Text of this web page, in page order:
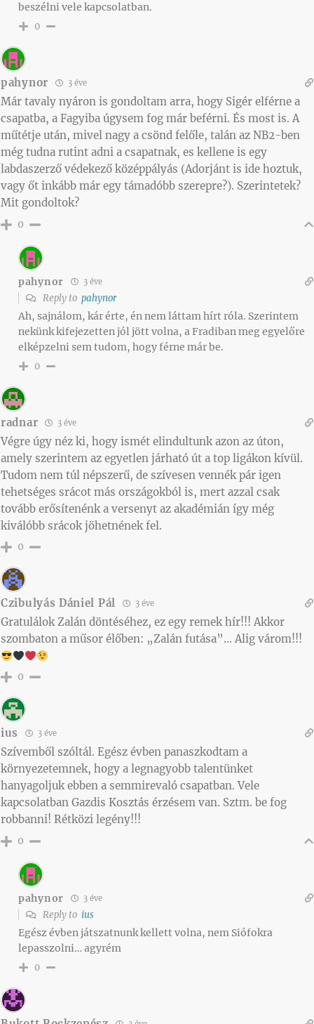
beszélni vele kapcsolatban.
0
pahynor 3 éve
Már tavaly nyáron is gondoltam arra, hogy Sigér elférne a
csapatba, a Fagyiba úgysem fog már beférni. És most is. A
műtétje után, mivel nagy a csönd felőle, talán az NB2-ben
még tudna rutint adni a csapatnak, es kellene is egy
labdaszerző védekező középpályás (Adorjánt is ide hoztuk,
vagy őt inkább már egy támadóbb szerepre?). Szerintetek?
Mit gondoltok?
0
pahynor 3 éve
Reply to pahynor
Ah, sajnálom, kár érte, én nem láttam hírt róla. Szerintem
nekünk kifejezetten jól jött volna, a Fradiban meg egyelőre
elképzelni sem tudom, hogy férne már be.
0
radnar 3 éve
Végre úgy néz ki, hogy ismét elindultunk azon az úton,
amely szerintem az egyetlen járható út a top ligákon kívül.
Tudom nem túl népszerű, de szívesen vennék pár igen
tehetséges srácot más országokból is, mert azzal csak
tovább erősítenénk a versenyt az akadémián így még
kiválóbb srácok jöhetnének fel.
0
Czibulyás Dániel Pál 3 éve
Gratulálok Zalán döntéséhez, ez egy remek hír!!! Akkor
szombaton a műsor élőben: „Zalán futása”… Alig várom!!!
0
ius 3 éve
Szívemből szóltál. Egész évben panaszkodtam a
környezetemnek, hogy a legnagyobb talentünket
hanyagoljuk ebben a semmirevaló csapatban. Vele
kapcsolatban Gazdis Kosztás érzésem van. Sztm. be fog
robbanni! Rétközi legény!!!
0
pahynor 3 éve
Reply to ius
Egész évben játszatnunk kellett volna, nem Siófokra
lepasszolni… agyrém
0